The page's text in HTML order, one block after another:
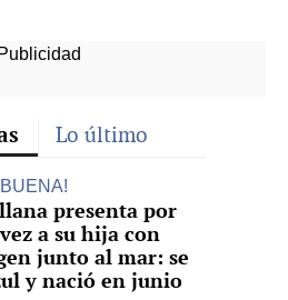
Lo último
presenta por
a su hija con
junto al mar: se
y nació en junio